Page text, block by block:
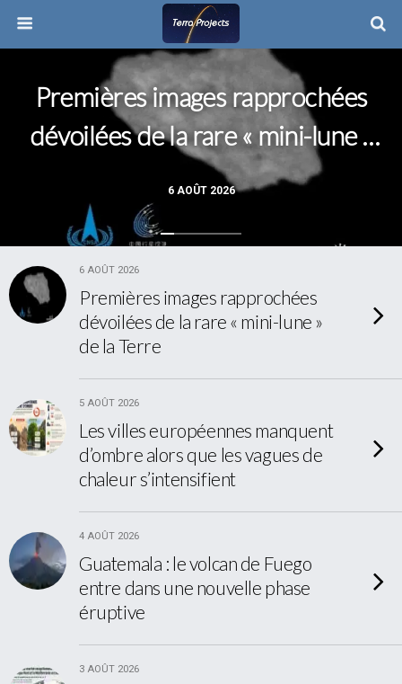
6 AOÛT 2026
Premières images rapprochées
dévoilées de la rare « mini-lune »
de la Terre
6 AOÛT 2026
Premières images rapprochées
dévoilées de la rare « mini-lune »
de la Terre
5 AOÛT 2026
Les villes européennes manquent
d’ombre alors que les vagues de
chaleur s’intensifient
4 AOÛT 2026
Guatemala : le volcan de Fuego
entre dans une nouvelle phase
éruptive
3 AOÛT 2026